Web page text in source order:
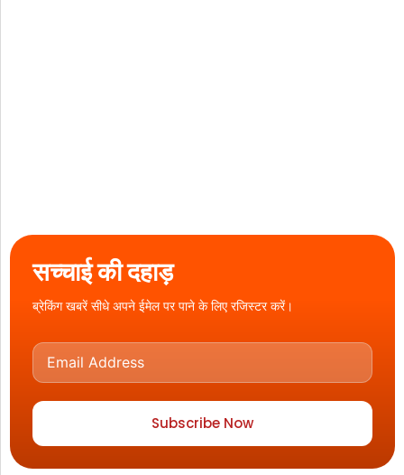
सच्चाई की दहाड़
ब्रेकिंग खबरें सीधे अपने ईमेल पर पाने के लिए रजिस्टर करें।
Subscribe Now